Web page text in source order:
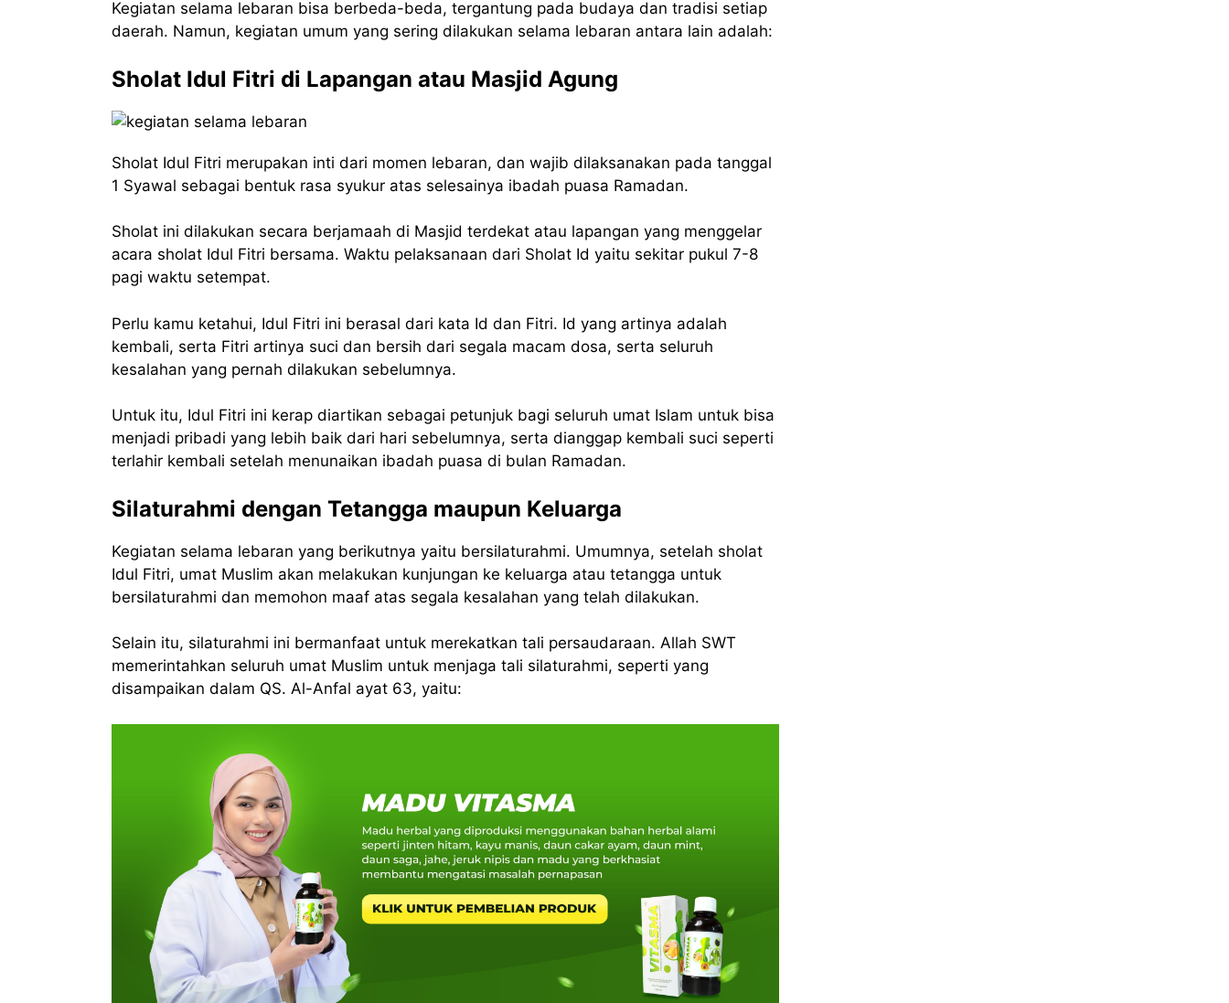
Kegiatan selama lebaran bisa berbeda-beda, tergantung pada budaya dan tradisi setiap
daerah. Namun, kegiatan umum yang sering dilakukan selama lebaran antara lain adalah:
Sholat Idul Fitri di Lapangan atau Masjid Agung
Sholat Idul Fitri merupakan inti dari momen lebaran, dan wajib dilaksanakan pada tanggal
1 Syawal sebagai bentuk rasa syukur atas selesainya ibadah puasa Ramadan.
Sholat ini dilakukan secara berjamaah di Masjid terdekat atau lapangan yang menggelar
acara sholat Idul Fitri bersama. Waktu pelaksanaan dari Sholat Id yaitu sekitar pukul 7-8
pagi waktu setempat.
Perlu kamu ketahui, Idul Fitri ini berasal dari kata Id dan Fitri. Id yang artinya adalah
kembali, serta Fitri artinya suci dan bersih dari segala macam dosa, serta seluruh
kesalahan yang pernah dilakukan sebelumnya.
Untuk itu, Idul Fitri ini kerap diartikan sebagai petunjuk bagi seluruh umat Islam untuk bisa
menjadi pribadi yang lebih baik dari hari sebelumnya, serta dianggap kembali suci seperti
terlahir kembali setelah menunaikan ibadah puasa di bulan Ramadan.
Silaturahmi dengan Tetangga maupun Keluarga
Kegiatan selama lebaran yang berikutnya yaitu bersilaturahmi. Umumnya, setelah sholat
Idul Fitri, umat Muslim akan melakukan kunjungan ke keluarga atau tetangga untuk
bersilaturahmi dan memohon maaf atas segala kesalahan yang telah dilakukan.
Selain itu, silaturahmi ini bermanfaat untuk merekatkan tali persaudaraan. Allah SWT
memerintahkan seluruh umat Muslim untuk menjaga tali silaturahmi, seperti yang
disampaikan dalam QS. Al-Anfal ayat 63, yaitu: